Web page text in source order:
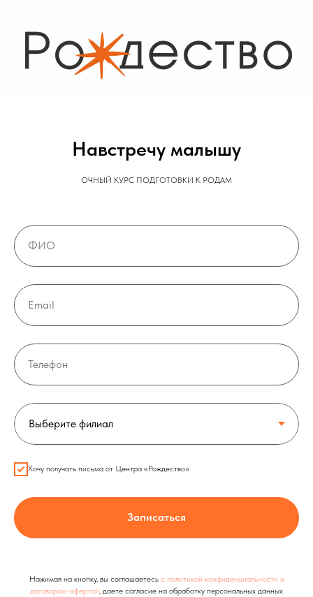
Навстречу малышу
ОЧНЫЙ КУРС ПОДГОТОВКИ К РОДАМ
ФИО
Email
Телефон
Хочу получать письма от Центра «Рождество»
Записаться
Нажимая на кнопку, вы соглашаетесь с политикой конфиденциальности и
договором-офертой, даете согласие на обработку персональных данных